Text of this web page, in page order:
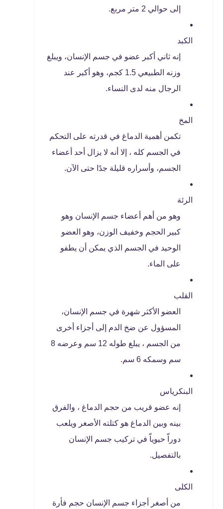
إلى حوالي 2 متر مربع.
الكبد
إنه ثاني أكبر عضو في جسم الإنسان، ويبلغ
وزنه الطبيعي 1.5 كجم، وهو أكبر عند
الرجال منه لدى النساء.
المخ
تكمن أهمية الدماغ في قدرته على التحكم
في الجسم كله ، إلا أنه لا يزال أحد أعضاء
الجسم، وأسراره قليلة جدًا حتى الآن.
الرئة
وهو من أهم أعضاء جسم الإنسان وهو
كبير الحجم وخفيف الوزن، وهو العضو
الوحيد في الجسم الذي يمكن أن يطفو
على الماء.
القلب
العضو الأكثر شهرة في جسم الإنسان،
المسؤول عن ضخ الدم إلى أجزاء أخرى
من الجسم ، يبلغ طوله 12 سم وعرضه 8
سم وسمكه 6 سم.
البنكرياس
إنه عضو قريب من حجم الدماغ ، والفرق
بينه وبين الدماغ هو كتلته الأصغر ويلعب
دوراّ حيوياّ في تركيب جسم الإنسان
بالتفصيل.
الكلى
من أصغر أجزاء جسم الإنسان حجم فأرة